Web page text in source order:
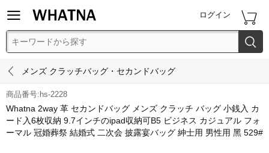
 ログイン 

 メンズ クラッチバッグ・セカンドバッグ
商品番号:hs-2228
Whatna 2way 革 セカンドバッグ メンズ クラッチ バッグ 小銭入 カ
ード入6枚収納 9.7インチのipad収納可B5 ビジネス カジュアル フォ
ーマル 冠婚葬祭 結婚式 二次会 披露宴バッグ 紳士用 男性用 黑 529#